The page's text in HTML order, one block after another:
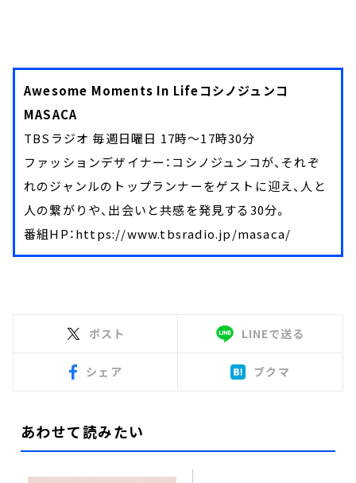
Awesome Moments In Lifeコシノジュンコ
MASACA
TBSラジオ 毎週日曜日 17時～17時30分
ファッションデザイナー：コシノジュンコが、それぞ
れのジャンルのトップランナーをゲストに迎え、人と
人の繋がりや、出会いと共感を発見する30分。
番組HP：https://www.tbsradio.jp/masaca/
ポスト LINEで送る
シェア ブクマ
あわせて読みたい